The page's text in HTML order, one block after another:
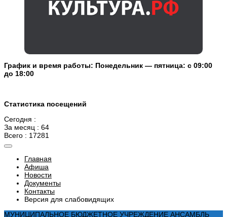
График и время работы: Понедельник — пятница: с 09:00
до 18:00
Статистика посещений
Сегодня :
За месяц : 64
Всего : 17281
Главная
Афиша
Новости
Документы
Контакты
Версия для слабовидящих
МУНИЦИПАЛЬНОЕ БЮДЖЕТНОЕ УЧРЕЖДЕНИЕ АНСАМБЛЬ